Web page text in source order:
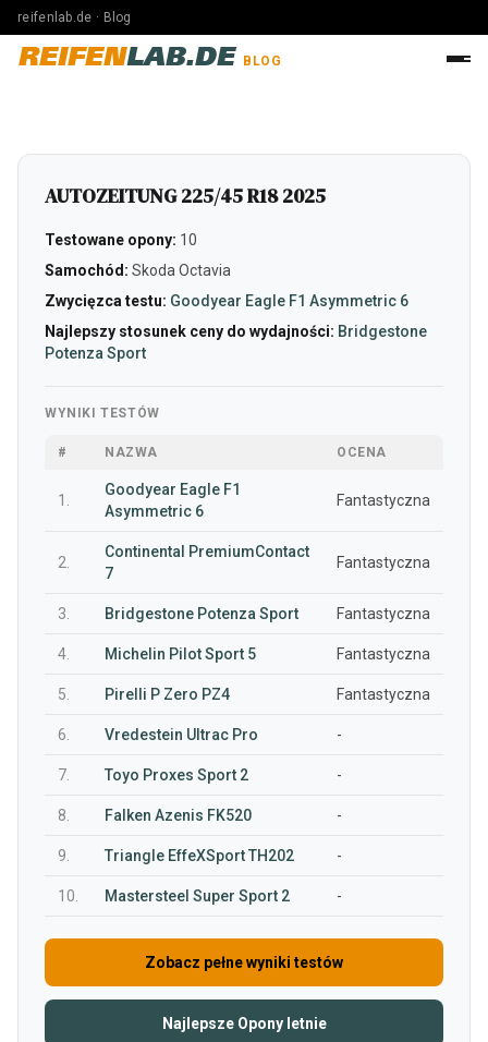
reifenlab.de · Blog
REIFENLAB.DE BLOG
AUTOZEITUNG 225/45 R18 2025
Testowane opony: 10
Samochód: Skoda Octavia
Zwycięzca testu: Goodyear Eagle F1 Asymmetric 6
Najlepszy stosunek ceny do wydajności: Bridgestone
Potenza Sport
WYNIKI TESTÓW
# NAZWA OCENA
1.
Goodyear Eagle F1
Asymmetric 6
Fantastyczna
2.
Continental PremiumContact
7
Fantastyczna
3. Bridgestone Potenza Sport Fantastyczna
4. Michelin Pilot Sport 5 Fantastyczna
5. Pirelli P Zero PZ4 Fantastyczna
6. Vredestein Ultrac Pro -
7. Toyo Proxes Sport 2 -
8. Falken Azenis FK520 -
9. Triangle EffeXSport TH202 -
10. Mastersteel Super Sport 2 -
Zobacz pełne wyniki testów
Najlepsze Opony letnie